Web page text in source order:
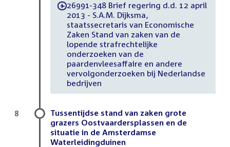
-26991-348 Brief regering d.d. 12 april
2013 - S.A.M. Dijksma,
staatssecretaris van Economische
Zaken Stand van zaken van de
lopende strafrechtelijke
onderzoeken van de
paardenvleesaffaire en andere
vervolgonderzoeken bij Nederlandse
bedrijven
Tussentijdse stand van zaken grote
grazers Oostvaardersplassen en de
situatie in de Amsterdamse
Waterleidingduinen
8